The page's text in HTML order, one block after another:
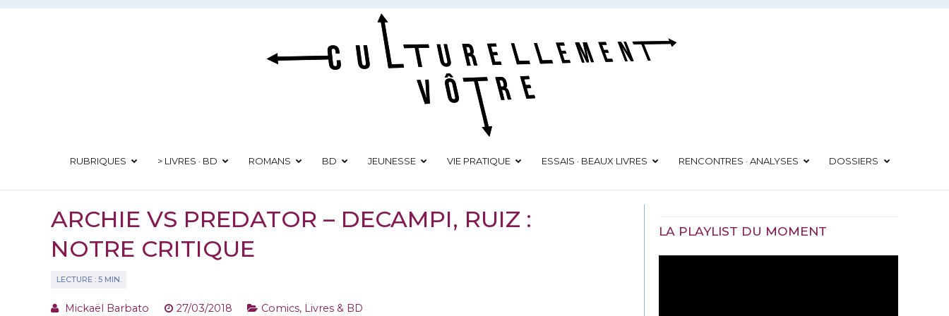
Aller
RUBRIQUES > LIVRES · BD ROMANS BD JEUNESSE VIE PRATIQUE ESSAIS · BEAUX LIVRES RENCONTRES · ANALYSES DOSSIERS
ARCHIE VS PREDATOR – DECAMPI, RUIZ :
NOTRE CRITIQUE
Mickaël Barbato 27/03/2018 Comics, Livres & BD
LA PLAYLIST DU MOMENT